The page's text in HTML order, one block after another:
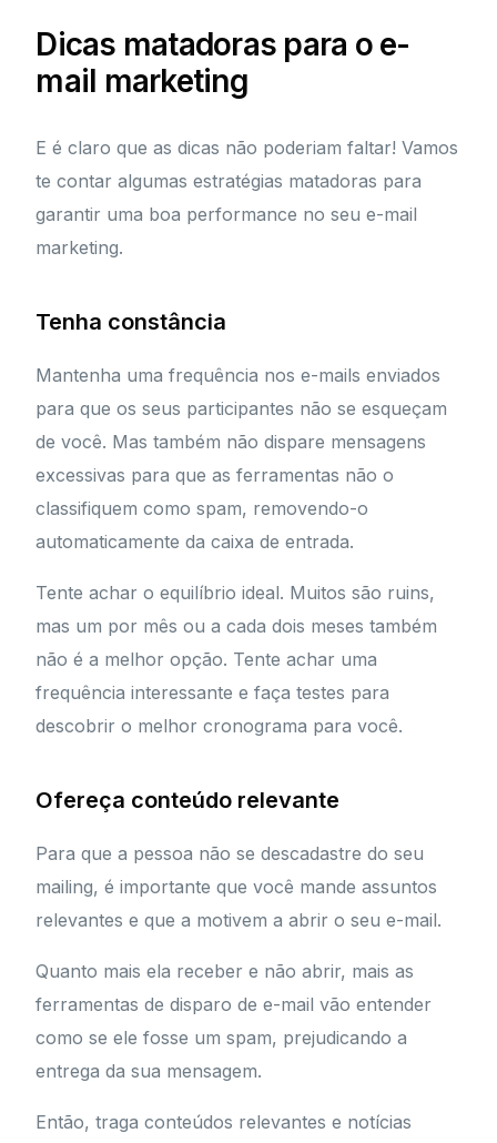
Dicas matadoras para o e-
mail marketing
E é claro que as dicas não poderiam faltar! Vamos
te contar algumas estratégias matadoras para
garantir uma boa performance no seu e-mail
marketing.
Tenha constância
Mantenha uma frequência nos e-mails enviados
para que os seus participantes não se esqueçam
de você. Mas também não dispare mensagens
excessivas para que as ferramentas não o
classifiquem como spam, removendo-o
automaticamente da caixa de entrada.
Tente achar o equilíbrio ideal. Muitos são ruins,
mas um por mês ou a cada dois meses também
não é a melhor opção. Tente achar uma
frequência interessante e faça testes para
descobrir o melhor cronograma para você.
Ofereça conteúdo relevante
Para que a pessoa não se descadastre do seu
mailing, é importante que você mande assuntos
relevantes e que a motivem a abrir o seu e-mail.
Quanto mais ela receber e não abrir, mais as
ferramentas de disparo de e-mail vão entender
como se ele fosse um spam, prejudicando a
entrega da sua mensagem.
Então, traga conteúdos relevantes e notícias